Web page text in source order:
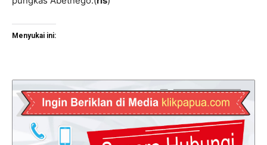
Menyukai ini: